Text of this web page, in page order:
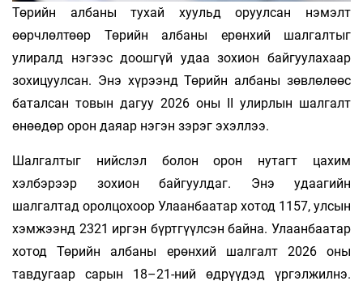
Төрийн албаны тухай хуульд оруулсан нэмэлт
өөрчлөлтөөр Төрийн албаны ерөнхий шалгалтыг
улиралд нэгээс доошгүй удаа зохион байгуулахаар
зохицуулсан. Энэ хүрээнд Төрийн албаны зөвлөлөөс
баталсан товын дагуу 2026 оны II улирлын шалгалт
өнөөдөр орон даяар нэгэн зэрэг эхэллээ.
Шалгалтыг нийслэл болон орон нутагт цахим
хэлбэрээр зохион байгуулдаг. Энэ удаагийн
шалгалтад оролцохоор Улаанбаатар хотод 1157, улсын
хэмжээнд 2321 иргэн бүртгүүлсэн байна. Улаанбаатар
хотод Төрийн албаны ерөнхий шалгалт 2026 оны
тавдугаар сарын 18–21-ний өдрүүдэд үргэлжилнэ.